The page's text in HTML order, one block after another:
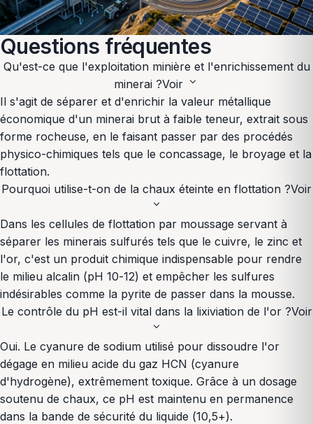
Questions fréquentes
Qu'est-ce que l'exploitation minière et l'enrichissement du
minerai ?Voir expand_more
Il s'agit de séparer et d'enrichir la valeur métallique
économique d'un minerai brut à faible teneur, extrait sous
forme rocheuse, en le faisant passer par des procédés
physico-chimiques tels que le concassage, le broyage et la
flottation.
Pourquoi utilise-t-on de la chaux éteinte en flottation ?Voir
expand_more
Dans les cellules de flottation par moussage servant à
séparer les minerais sulfurés tels que le cuivre, le zinc et
l'or, c'est un produit chimique indispensable pour rendre
le milieu alcalin (pH 10-12) et empêcher les sulfures
indésirables comme la pyrite de passer dans la mousse.
Le contrôle du pH est-il vital dans la lixiviation de l'or ?Voir
expand_more
Oui. Le cyanure de sodium utilisé pour dissoudre l'or
dégage en milieu acide du gaz HCN (cyanure
d'hydrogène), extrêmement toxique. Grâce à un dosage
soutenu de chaux, ce pH est maintenu en permanence
dans la bande de sécurité du liquide (10,5+).